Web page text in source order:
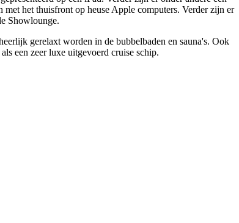
het thuisfront op heuse Apple computers. Verder zijn er
Showlounge.
gerelaxt worden in de bubbelbaden en sauna's. Ook
een zeer luxe uitgevoerd cruise schip.